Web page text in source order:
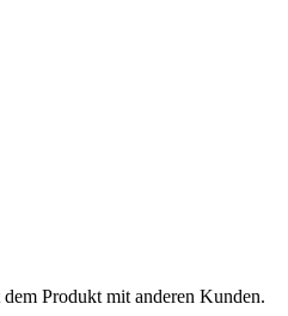
Produkt mit anderen Kunden.